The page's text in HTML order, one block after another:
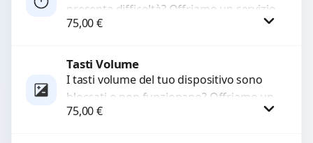
presenta difficoltà? Offriamo un servizio
professionale di riparazione o
75,00€
Tasti Volume
I tasti volume del tuo dispositivo sono
bloccati o non funzionano? Offriamo un
servizio di riparazione o sostituzione
75,00€